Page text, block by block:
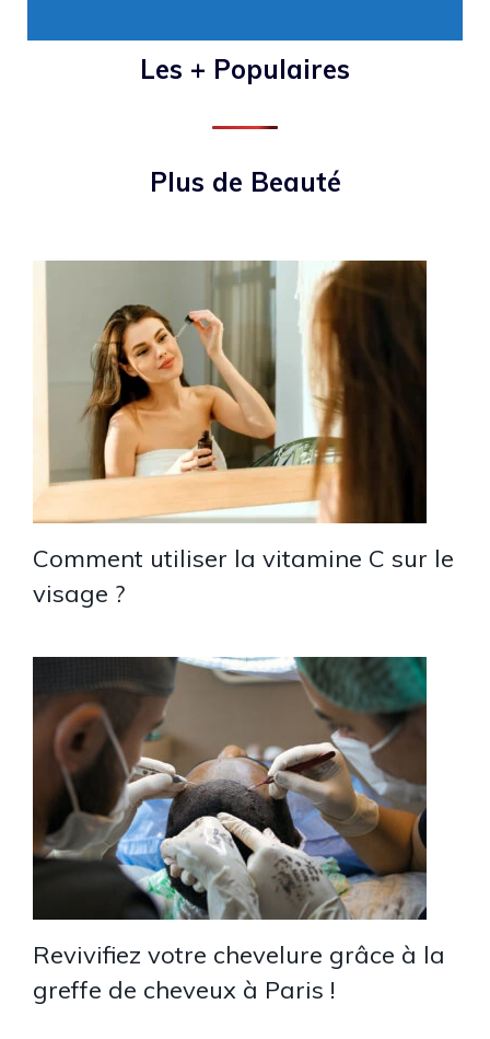
Les + Populaires
Plus de Beauté
Comment utiliser la vitamine C sur le
visage ?
Revivifiez votre chevelure grâce à la
greffe de cheveux à Paris !